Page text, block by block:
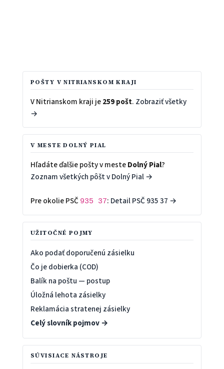
POŠTY V NITRIANSKOM KRAJI
V Nitrianskom kraji je259 pošt. Zobraziť všetky
→
V MESTE DOLNÝ PIAL
Hľadáte ďalšie pošty v mesteDolný Pial?
Zoznam všetkých pôšt v Dolný Pial →
Pre okolie PSČ 935 37: Detail PSČ 935 37 →
UŽITOČNÉ POJMY
Ako podať doporučenú zásielku
Čo je dobierka (COD)
Balík na poštu — postup
Úložná lehota zásielky
Reklamácia stratenej zásielky
Celý slovník pojmov →
SÚVISIACE NÁSTROJE